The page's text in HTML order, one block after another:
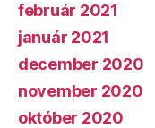
február 2021
január 2021
december 2020
november 2020
október 2020